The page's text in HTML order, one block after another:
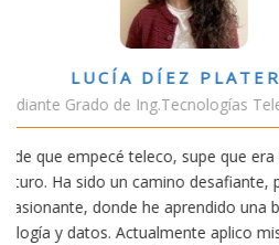
de
VÍCTOR
Estudiante
Estudiar teleco me ha
conectividad afecta
exige esfuerzo, he
actividades como el